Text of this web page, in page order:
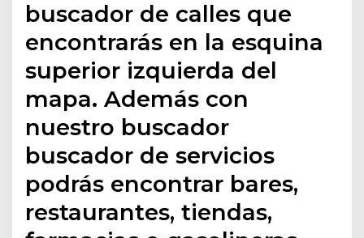
buscador de calles que
encontrarás en la esquina
superior izquierda del
mapa. Además con
nuestro buscador
buscador de servicios
podrás encontrar bares,
restaurantes, tiendas,